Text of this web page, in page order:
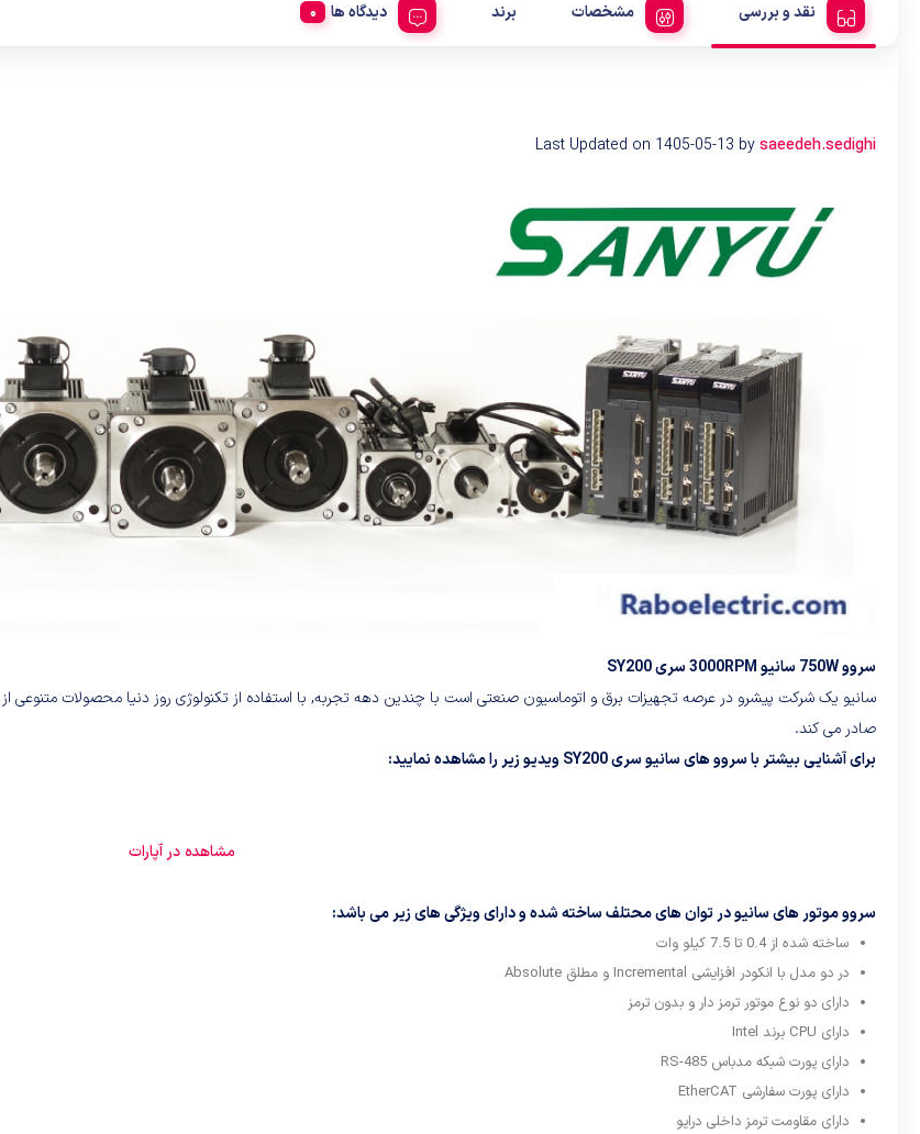
نقد و بررسی مشخصات برند دیدگاه ها
Last Updated on 1405-05-13 bysaeedeh.sedighi
سروو 750W سانیو 3000RPM سری SY200
سانیو یک شرکت پیشرو در عرصه تجهیزات برق و اتوماسیون صنعتی است با چندین دهه تجربه, با استفاده از تکنولوژی روز دنیا محصولات متنوعی
صادر می کند.
برای آشنایی بیشتر با سروو های سانیو سری SY200 ویدیو زیر را مشاهده نمایید:
مشاهده در آپارات
سروو موتور های سانیو در توان های محتلف ساخته شده و دارای ویژگی های زیر می باشد:
ساخته شده از 0.4 تا 7.5 کیلو وات
در دو مدل با انکودر افزایشی Incremental و مطلق Absolute
دارای دو نوع موتور ترمز دار و بدون ترمز
دارای CPU برند Intel
دارای پورت شبکه مدباس RS-485
دارای پورت سفارشی EtherCAT
دارای مقاومت ترمز داخلی درایو